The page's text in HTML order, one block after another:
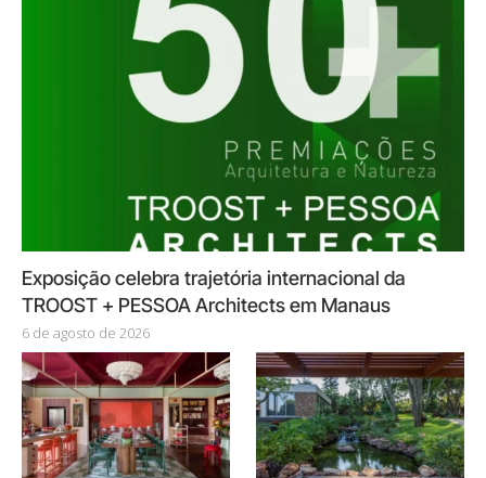
Exposição celebra trajetória internacional da
TROOST + PESSOA Architects em Manaus
6 de agosto de 2026